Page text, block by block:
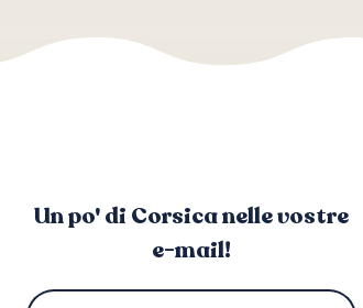
Un po' di Corsica nelle vostre
e-mail!